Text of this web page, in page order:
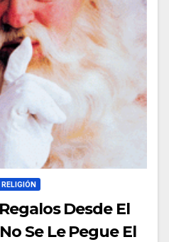
RELIGIÓN
Desde El
Se Le Pegue El